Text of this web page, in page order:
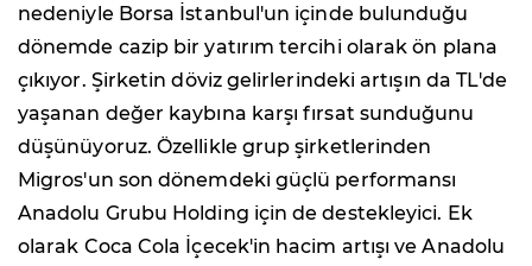
nedeniyle Borsa İstanbul'un içinde bulunduğu
dönemde cazip bir yatırım tercihi olarak ön plana
çıkıyor. Şirketin döviz gelirlerindeki artışın da TL'de
yaşanan değer kaybına karşı fırsat sunduğunu
düşünüyoruz. Özellikle grup şirketlerinden
Migros'un son dönemdeki güçlü performansı
Anadolu Grubu Holding için de destekleyici. Ek
olarak Coca Cola İçecek'in hacim artışı ve Anadolu